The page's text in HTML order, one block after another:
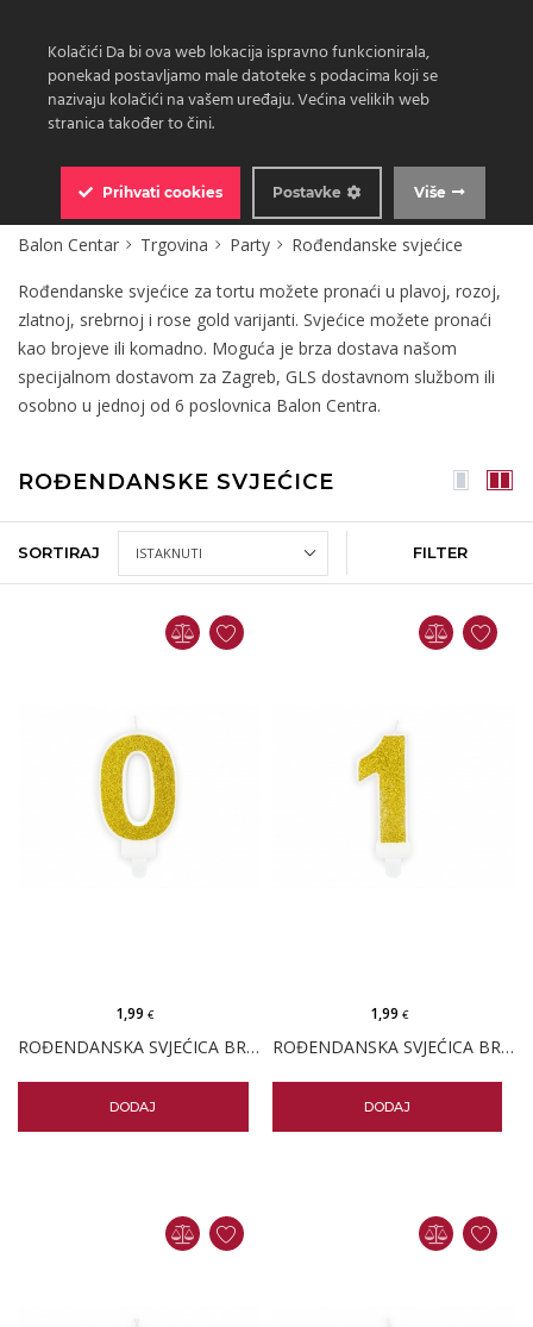
Balon Centar Trgovina Party Rođendanske svjećice
Rođendanske svjećice za tortu možete pronaći u plavoj, rozoj,
zlatnoj, srebrnoj i rose gold varijanti. Svjećice možete pronaći
kao brojeve ili komadno. Moguća je brza dostava našom
specijalnom dostavom za Zagreb, GLS dostavnom službom ili
osobno u jednoj od 6 poslovnica Balon Centra.
ROĐENDANSKE SVJEĆICE
SORTIRAJ FILTER
ROĐENDANSKA SVJEĆICA BROJ 0 - ZLATNA
1,99€
DODAJ
ROĐENDANSKA SVJEĆICA BROJ 1 - ZLATNA
1,99 €
DODAJ
Kolačići Da bi ova web lokacija ispravno funkcionirala,
ponekad postavljamo male datoteke s podacima koji se
nazivaju kolačići na vašem uređaju. Većina velikih web
stranica također to čini.
Prihvati cookies Više
Postavke